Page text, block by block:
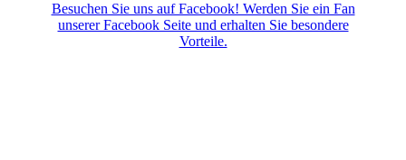
Besuchen Sie uns auf Facebook! Werden Sie ein Fan
unserer Facebook Seite und erhalten Sie besondere
Vorteile.